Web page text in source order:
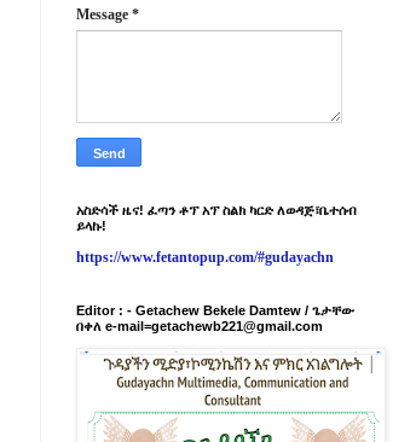
Message *
አስድሳች ዜና! ፈጣን ቶፕ አፕ ስልክ ካርድ ለወዳጅ፣ቤተሰብ
ይላኩ!
https://www.fetantopup.com/#gudayachn
Editor : - Getachew Bekele Damtew / ጌታቸው
በቀለ e-mail=getachewb221@gmail.com